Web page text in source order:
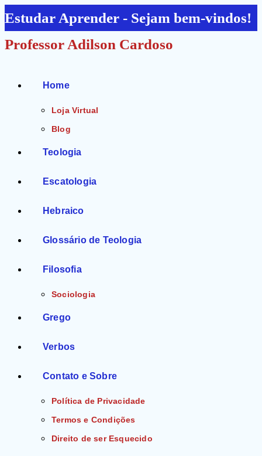
Ir
para
o
Estudar Aprender - Sejam bem-vindos!
Professor Adilson Cardoso
Home
Loja Virtual
Blog
Teologia
Escatologia
Hebraico
Glossário de Teologia
Filosofia
Sociologia
Grego
Verbos
Contato e Sobre
Política de Privacidade
Termos e Condições
Direito de ser Esquecido